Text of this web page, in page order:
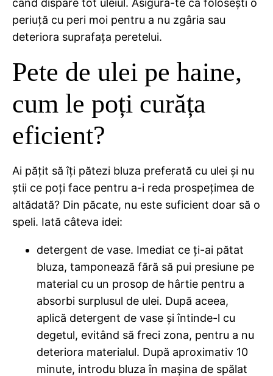
când dispare tot uleiul. Asigură-te ca folosești o
periuță cu peri moi pentru a nu zgâria sau
deteriora suprafața peretelui.
Pete de ulei pe haine,
cum le poți curăța
eficient?
Ai pățit să îți pătezi bluza preferată cu ulei și nu
știi ce poți face pentru a-i reda prospețimea de
altădată? Din păcate, nu este suficient doar să o
speli. Iată câteva idei:
detergent de vase. Imediat ce ți-ai pătat
bluza, tamponează fără să pui presiune pe
material cu un prosop de hârtie pentru a
absorbi surplusul de ulei. După aceea,
aplică detergent de vase și întinde-l cu
degetul, evitând să freci zona, pentru a nu
deteriora materialul. După aproximativ 10
minute, introdu bluza în mașina de spălat